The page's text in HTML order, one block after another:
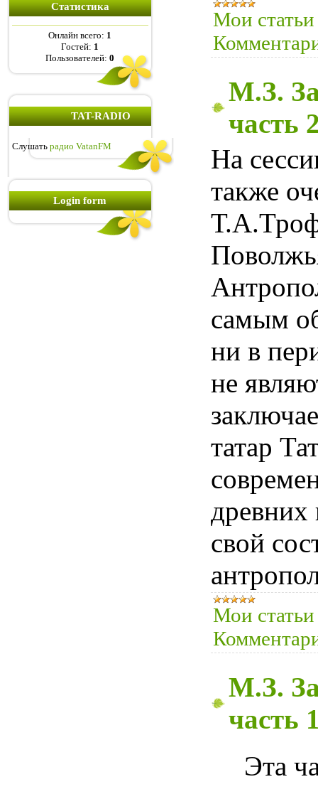
Статистика
Онлайн всего: 1
Гостей: 1
Пользователей:0
TAT-RADIO
Слушать радио VatanFM
Login form
Мои статьи
М.З.
часть
На
также
самым
ни в
не
татар
древних
свой
Мои статьи
М.З.
часть
Эта